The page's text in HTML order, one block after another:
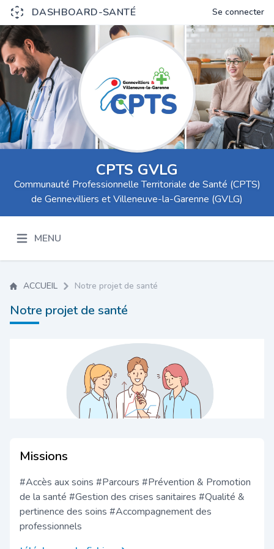
DASHBOARD-SANTÉ Se connecter
CPTS GVLG
Communauté Professionnelle Territoriale de Santé (CPTS)
de Gennevilliers et Villeneuve-la-Garenne (GVLG)
MENU
ACCUEIL Notre projet de santé
Notre projet de santé
Missions
#Accès aux soins #Parcours #Prévention & Promotion
de la santé #Gestion des crises sanitaires #Qualité &
pertinence des soins #Accompagnement des
professionnels